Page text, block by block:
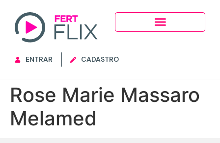
ENTRAR CADASTRO
Rose Marie Massaro
Melamed